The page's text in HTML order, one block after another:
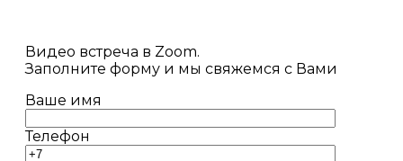
Видео встреча в Zoom.
Заполните форму и мы свяжемся с Вами
Ваше имя
Телефон